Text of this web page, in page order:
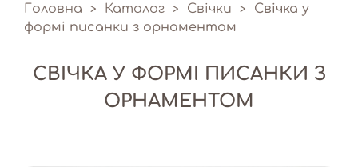
Головна > Каталог > Свічки >
Свічка у
формі писанки з орнаментом
СВІЧКА У ФОРМІ ПИСАНКИ З
ОРНАМЕНТОМ